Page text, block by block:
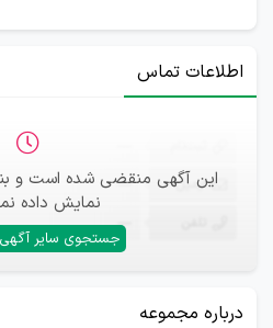
اطلاعات تماس
این آگهی منقضی شده است و
نمایش داده
جستجوی سایر
ایمیل —
—
درباره مجموعه